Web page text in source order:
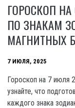
ГОРОСКОП
ПО ЗНАКАМ
МАГНИТНЫХ
7 ИЮЛЯ, 2025
Гороскоп на 7 июля
узнайте, что
каждого знака